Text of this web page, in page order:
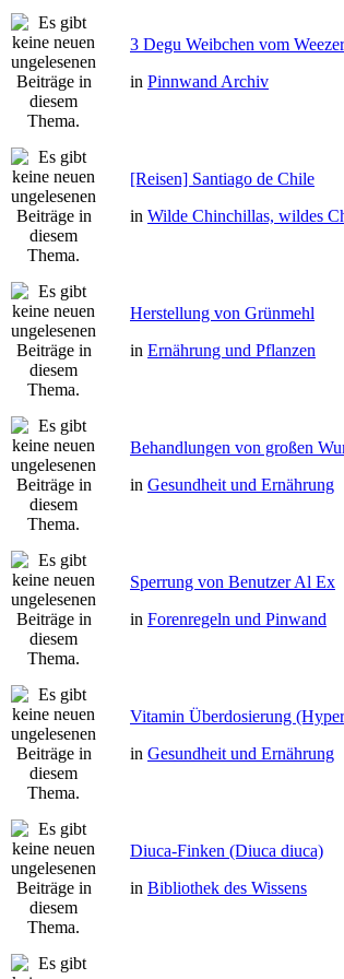
3 Degu Weibchen vom
in Pinnwand Archiv
[Reisen] Santiago de Chile
in Wilde Chinchillas, wildes
Herstellung von Grünmehl
in Ernährung und Pflanzen
Behandlungen von großen
in Gesundheit und Ernährung
Sperrung von Benutzer Al Ex
in Forenregeln und Pinwand
Vitamin Überdosierung
in Gesundheit und Ernährung
Diuca-Finken (Diuca diuca)
in Bibliothek des Wissens